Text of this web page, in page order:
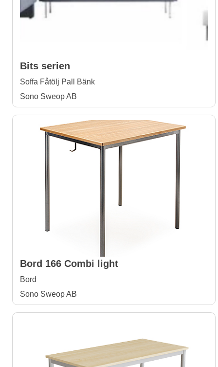
Bits serien
Soffa Fåtölj Pall Bänk
Sono Sweop AB
Bord 166 Combi light
Bord
Sono Sweop AB